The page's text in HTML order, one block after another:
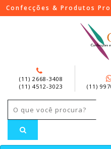
Confecções & Produtos
(11) 2668-3408
(11) 4512-3023
(11)